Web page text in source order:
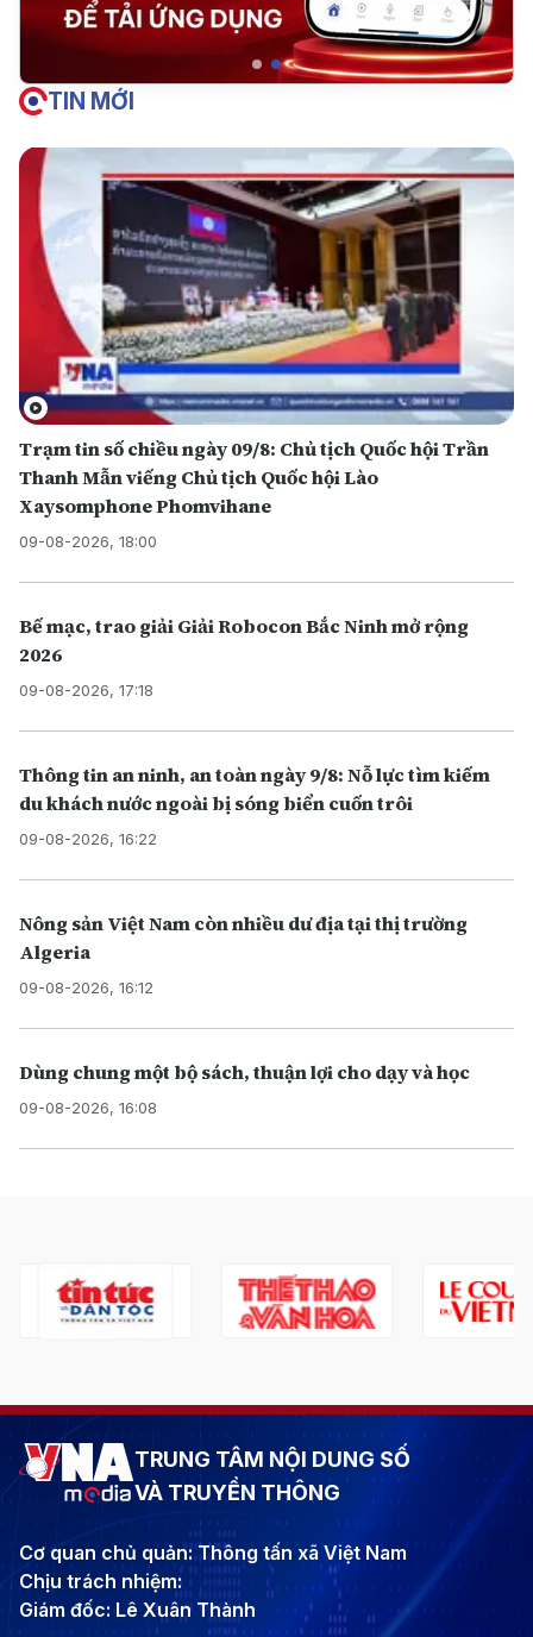
TIN MỚI
Trạm tin số chiều ngày 09/8: Chủ tịch Quốc hội Trần
Thanh Mẫn viếng Chủ tịch Quốc hội Lào
Xaysomphone Phomvihane
09-08-2026, 18:00
Bế mạc, trao giải Giải Robocon Bắc Ninh mở rộng
2026
09-08-2026, 17:18
Thông tin an ninh, an toàn ngày 9/8: Nỗ lực tìm kiếm
du khách nước ngoài bị sóng biển cuốn trôi
09-08-2026, 16:22
Nông sản Việt Nam còn nhiều dư địa tại thị trường
Algeria
09-08-2026, 16:12
Dùng chung một bộ sách, thuận lợi cho dạy và học
09-08-2026, 16:08
TRUNG TÂM NỘI DUNG SỐ
VÀ TRUYỀN THÔNG
Cơ quan chủ quản: Thông tấn xã Việt Nam
Chịu trách nhiệm:
Giám đốc: Lê Xuân Thành